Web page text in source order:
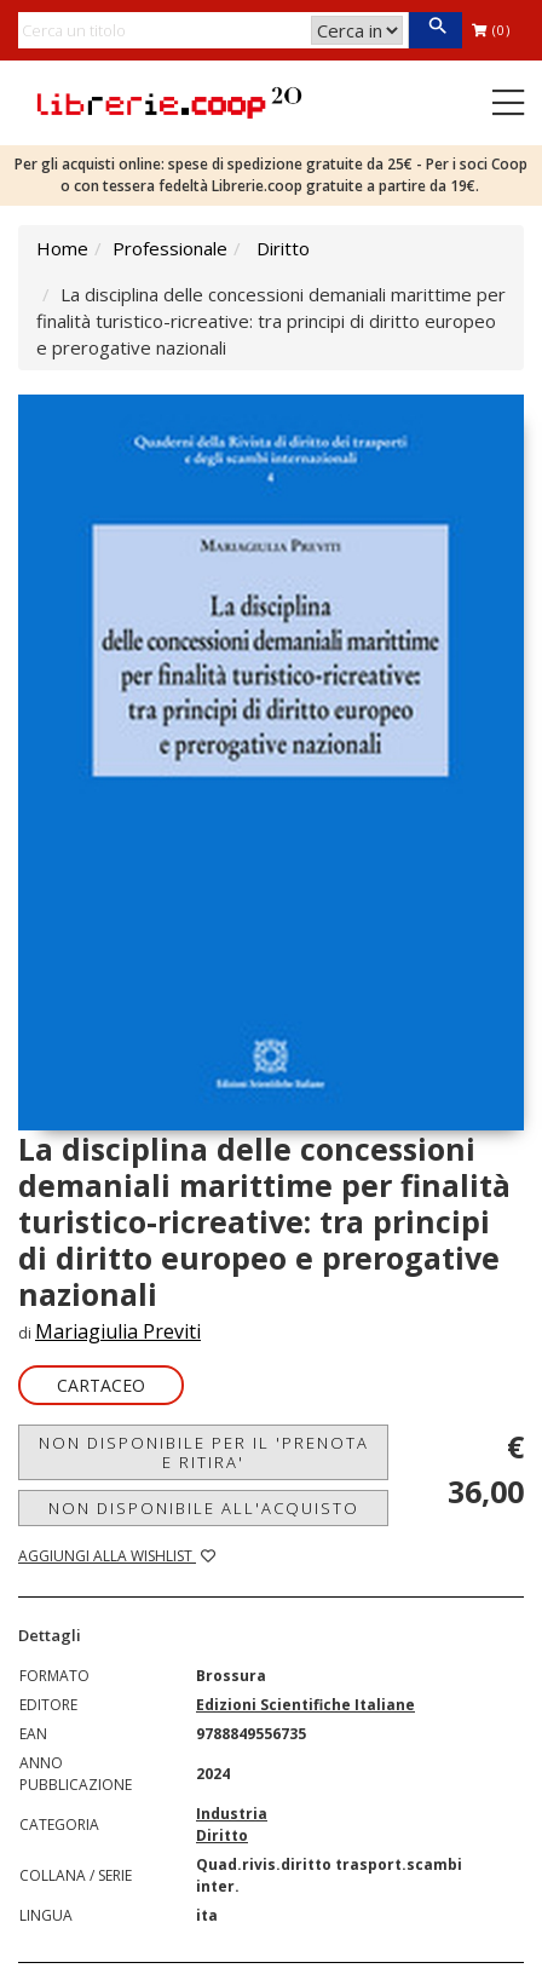
(0)
Per gli acquisti online: spese di spedizione gratuite da 25€ - Per i soci Coop
o con tessera fedeltà Librerie.coop gratuite a partire da 19€.
Home Professionale
Diritto
La disciplina delle concessioni demaniali marittime per
finalità turistico-ricreative: tra principi di diritto europeo
e prerogative nazionali
La disciplina delle concessioni
demaniali marittime per finalità
turistico-ricreative: tra principi
di diritto europeo e prerogative
nazionali
di Mariagiulia Previti
CARTACEO
NON DISPONIBILE PER IL 'PRENOTA
E RITIRA'
NON DISPONIBILE ALL'ACQUISTO
AGGIUNGI ALLA WISHLIST
€
36,00
Dettagli
FORMATO
Brossura
EDITORE
Edizioni Scientifiche Italiane
EAN
9788849556735
ANNO
PUBBLICAZIONE
2024
CATEGORIA
Industria
Diritto
COLLANA / SERIE
Quad.rivis.diritto trasport.scambi
inter.
LINGUA
ita